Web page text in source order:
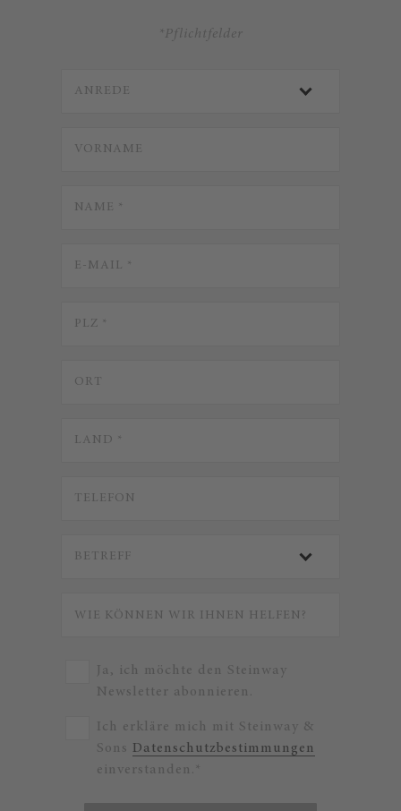
*Pflichtfelder
Ja, ich möchte den Steinway
Newsletter abonnieren.
Ich erkläre mich mit Steinway &
Sons Datenschutzbestimmungen
einverstanden.*